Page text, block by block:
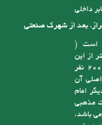
و معابر داخلی
ثابت است (
از این
رقم می دانند) ضمن اینکه دارای حداقل 2000 نفر
آن
امام
مذهبی
باشد،
متر ۳ جاده هراز. بعد از شهرک صنعتی